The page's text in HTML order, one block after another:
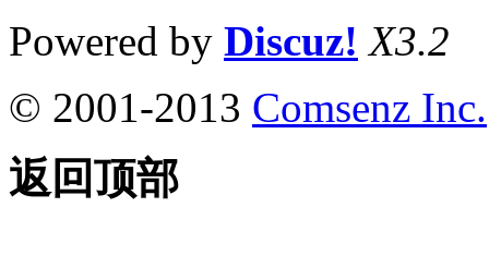
Powered by Discuz! X3.2
© 2001-2013 Comsenz Inc.
返回顶部